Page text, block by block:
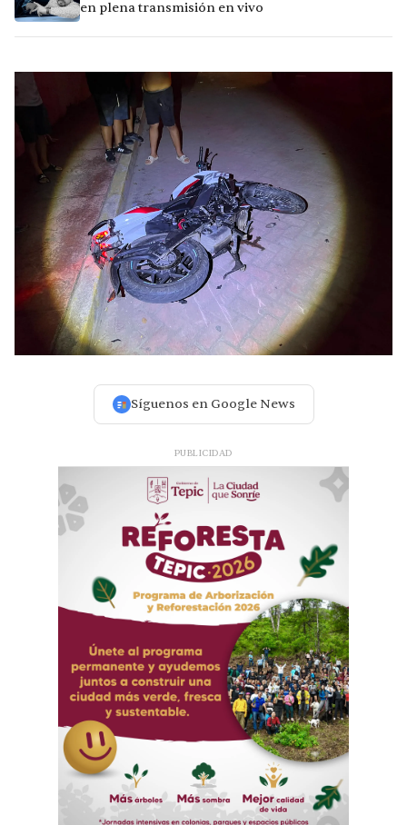
en plena transmisión en vivo
Síguenos en Google News
PUBLICIDAD